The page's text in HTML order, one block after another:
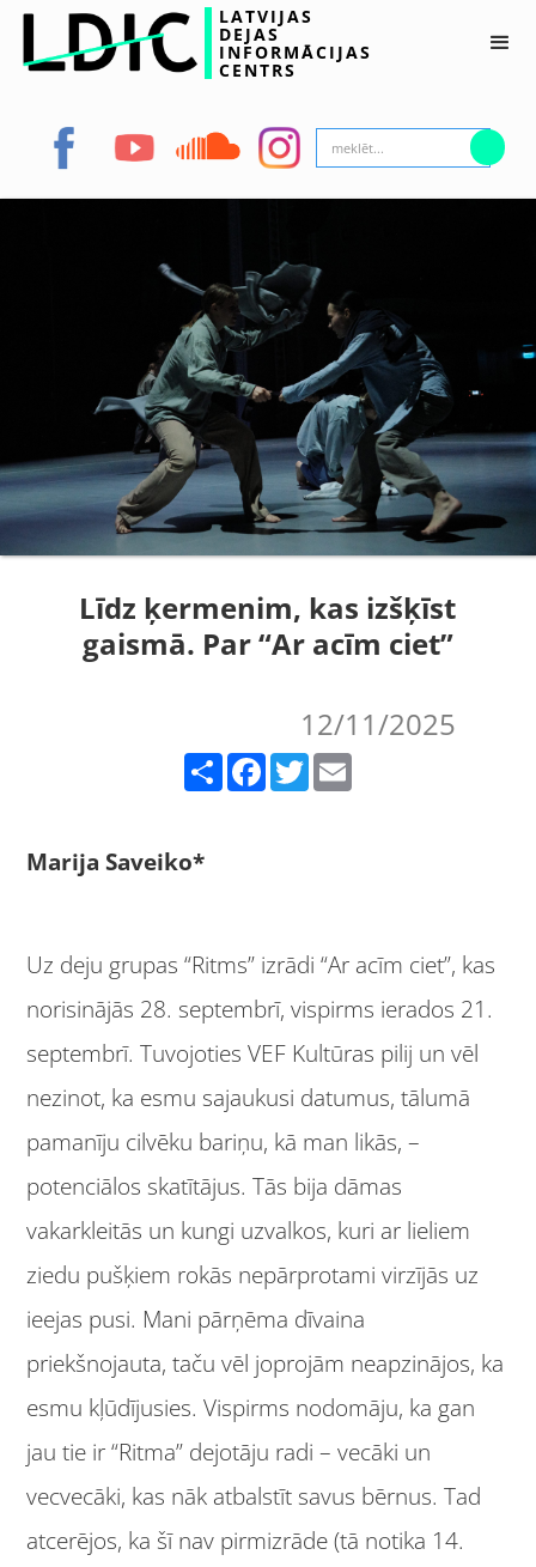
LATVIJAS
DEJAS
INFORMĀCIJAS
CENTRS
Līdz ķermenim, kas izšķīst
gaismā. Par “Ar acīm ciet”
12/11/2025
Share Facebook Twitter
Marija Saveiko*
Uz deju grupas “Ritms” izrādi “Ar acīm ciet”, kas
norisinājās 28. septembrī, vispirms ierados 21.
septembrī. Tuvojoties VEF Kultūras pilij un vēl
nezinot, ka esmu sajaukusi datumus, tālumā
pamanīju cilvēku bariņu, kā man likās, –
potenciālos skatītājus. Tās bija dāmas
vakarkleitās un kungi uzvalkos, kuri ar lieliem
ziedu pušķiem rokās nepārprotami virzījās uz
ieejas pusi. Mani pārņēma dīvaina
priekšnojauta, taču vēl joprojām neapzinājos, ka
esmu kļūdījusies. Vispirms nodomāju, ka gan
jau tie ir “Ritma” dejotāju radi – vecāki un
vecvecāki, kas nāk atbalstīt savus bērnus. Tad
atcerējos, ka šī nav pirmizrāde (tā notika 14.